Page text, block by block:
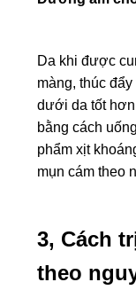
Da khi được
màng, thúc
dưới da tốt
bằng cách
phẩm xịt
mụn cám theo
3, Cách
theo